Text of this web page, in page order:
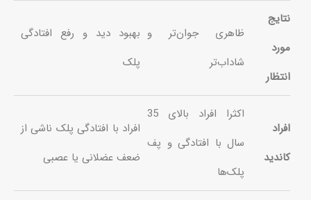
نتایج
مورد
انتظار
ظاهری جوان‌تر و
شاداب‌تر
بهبود دید و رفع افتادگی
پلک
افراد
کاندید
اکثرا افراد بالای 35
سال با افتادگی و پف
پلک‌ها
افراد با افتادگی پلک ناشی از
ضعف عضلانی یا عصبی